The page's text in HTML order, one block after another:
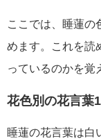
ここでは、睡蓮の
めます。これを読
っているのかを覚
花色別の花言葉
睡蓮の花言葉は白